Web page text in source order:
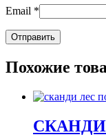
Email *
Похожие